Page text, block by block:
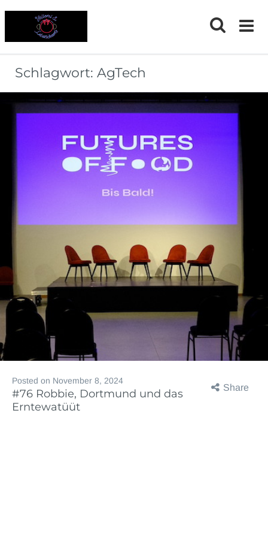
Schlagwort: AgTech
Share
Posted on November 8, 2024
#76 Robbie, Dortmund und das
Erntewatüüt